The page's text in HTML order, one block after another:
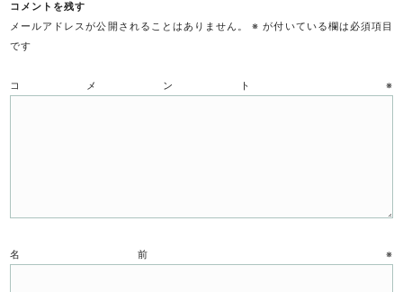
コメントを残す
メールアドレスが公開されることはありません。 ※ が付いている欄は必須項目
です
コメント ※
名前 ※